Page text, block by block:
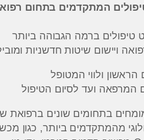
הטיפולים המתקדמים בתחום
ולווי המטופל
מהמתקדמים ביותר, כגון